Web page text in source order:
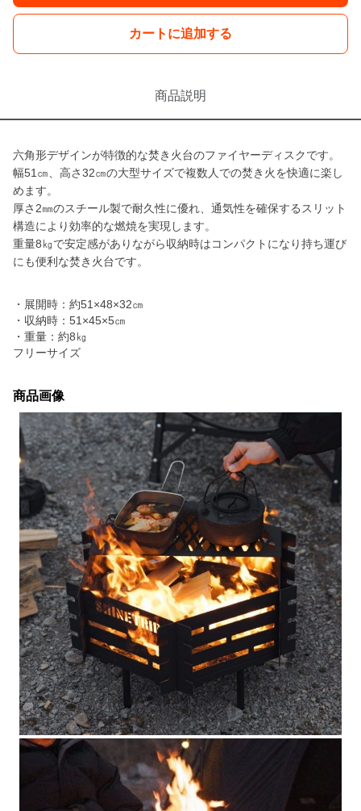
カートに追加する
商品説明
六角形デザインが特徴的な焚き火台のファイヤーディスクです。
幅51㎝、高さ32㎝の大型サイズで複数人での焚き火を快適に楽し
めます。
厚さ2㎜のスチール製で耐久性に優れ、通気性を確保するスリット
構造により効率的な燃焼を実現します。
重量8㎏で安定感がありながら収納時はコンパクトになり持ち運び
にも便利な焚き火台です。
・展開時：約51×48×32㎝
・収納時：51×45×5㎝
・重量：約8㎏
フリーサイズ
商品画像